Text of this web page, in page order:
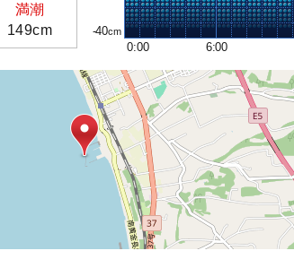
満潮
149cm
-40
0:00
6:00